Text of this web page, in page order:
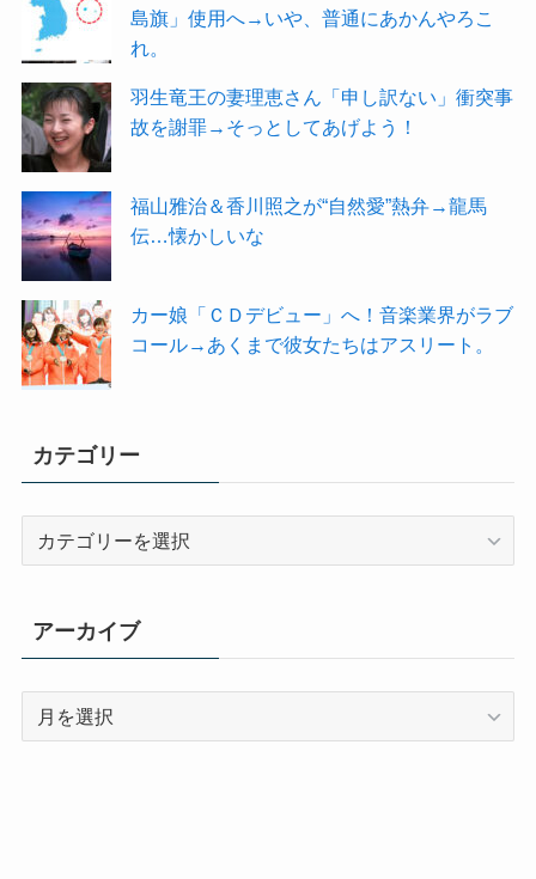
島旗」使用へ→いや、普通にあかんやろこ
れ。
羽生竜王の妻理恵さん「申し訳ない」衝突事
故を謝罪→そっとしてあげよう！
福山雅治＆香川照之が“自然愛”熱弁→龍馬
伝…懐かしいな
カー娘「ＣＤデビュー」へ！音楽業界がラブ
コール→あくまで彼女たちはアスリート。
カテゴリー
リ
ー
アーカイブ